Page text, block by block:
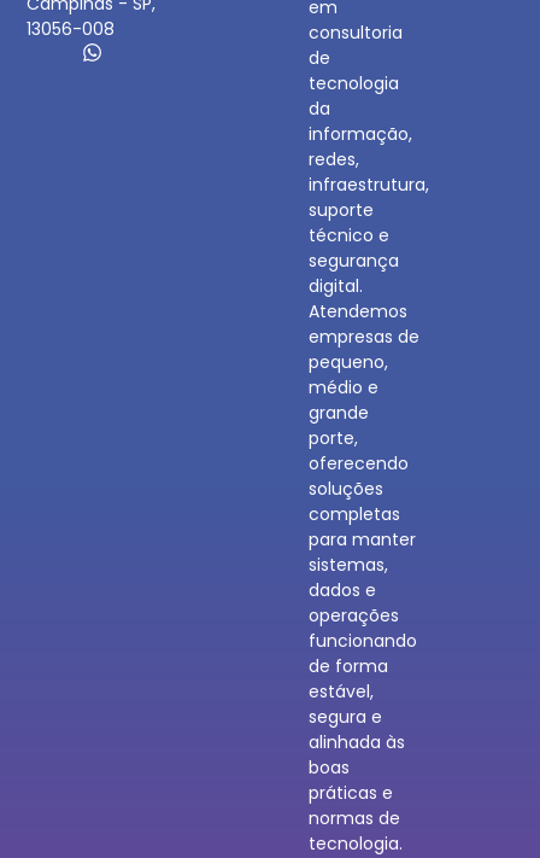
13056-008
em
consultoria
de
tecnologia
da
informação,
redes,
infraestrutura,
suporte
técnico e
segurança
digital.
Atendemos
empresas de
pequeno,
médio e
grande
porte,
oferecendo
soluções
completas
para manter
sistemas,
dados e
operações
funcionando
de forma
estável,
segura e
alinhada às
boas
práticas e
normas de
tecnologia.